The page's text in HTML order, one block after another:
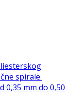
spirale.
0,35 mm do 0,50